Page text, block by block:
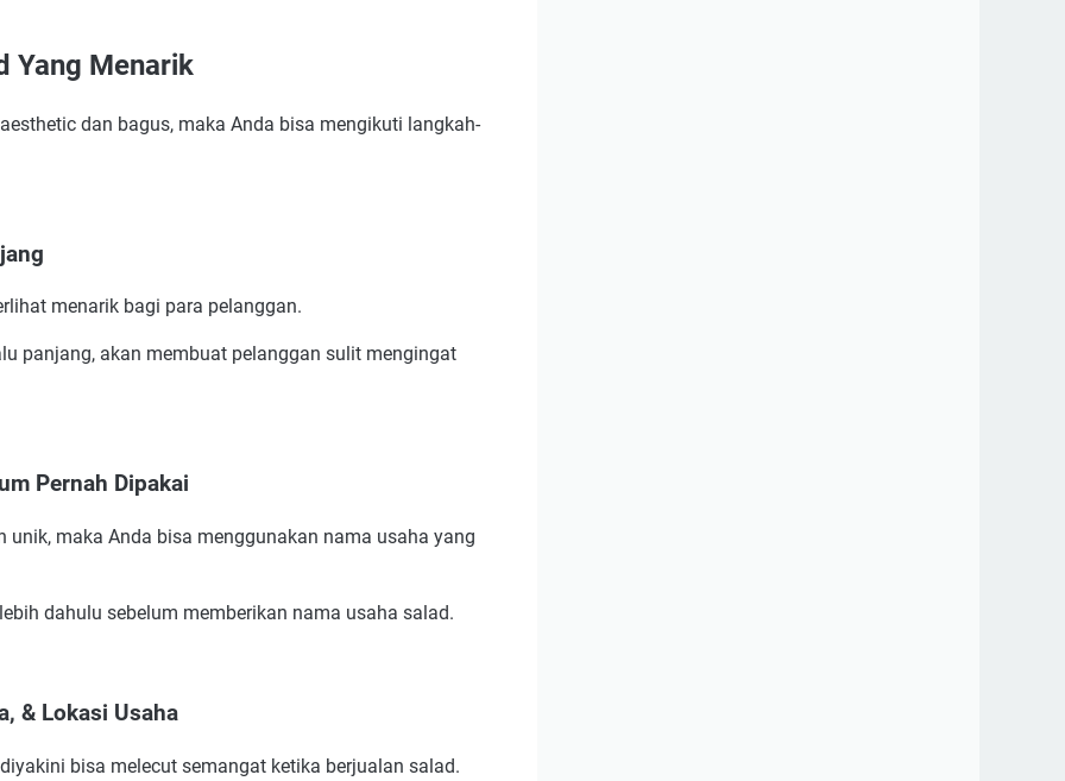
Dipakai
Yang Menarik
dan bagus, maka Anda bisa mengikuti langkah-
menarik bagi para pelanggan.
panjang, akan membuat pelanggan sulit mengingat
Pernah Dipakai
maka Anda bisa menggunakan nama usaha yang
dahulu sebelum memberikan nama usaha salad.
& Lokasi Usaha
bisa melecut semangat ketika berjualan salad.